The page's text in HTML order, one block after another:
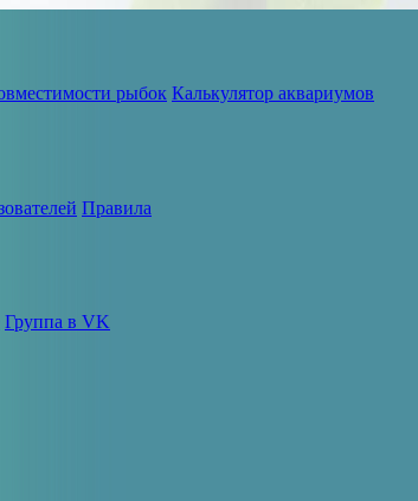
рыбок Калькулятор аквариумов
Правила
Группа в VK